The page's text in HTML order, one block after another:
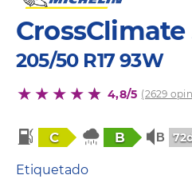
CrossClimate
205/50 R17 93W
4,8/5 (2629
C B
Etiquetado